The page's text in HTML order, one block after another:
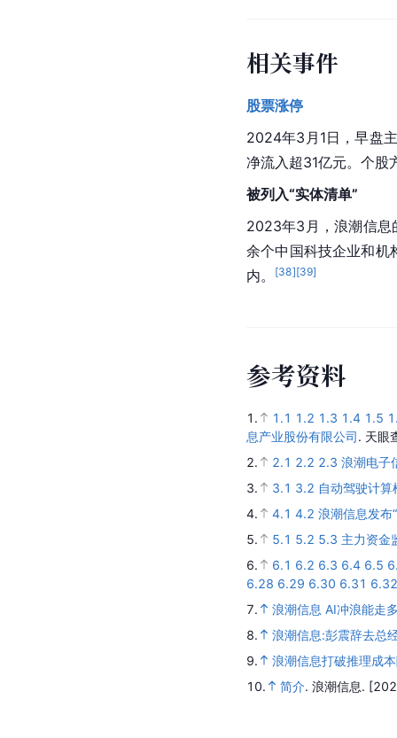
相关事件
股票涨停
2024年3月1日，早盘
净流入超31亿元。个股
被列入“实体清单”
2023年3月，浪潮信息
余个中国科技企业和机
内。
[38][39]
参考资料
1. 1.1 1.2 1.3 1.4 1.5
息产业股份有限公司 . 天眼
2.
2.1 2.2 2.3 浪潮电子
3.
3.1 3.2 自动驾驶计
4.
4.1 4.2 浪潮信息发布
5.
5.1 5.2 5.3 主力资金
6.
6.1 6.2 6.3 6.4 6.5
6.28 6.29 6.30 6.31 6.32
7.
浪潮信息 AI冲浪能走
8.
浪潮信息:彭震辞去总
9.
浪潮信息打破推理成
10.
简介. 浪潮信息.